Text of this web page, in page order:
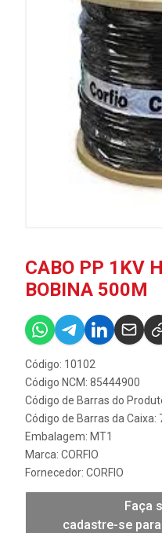
CABO PP 1KV
BOBINA 500M
Código: 10102
Código NCM: 85444900
Código de Barras do
Código de Barras da
Embalagem: MT1
Marca: CORFIO
Fornecedor: CORFIO
Faça
cadastre-se